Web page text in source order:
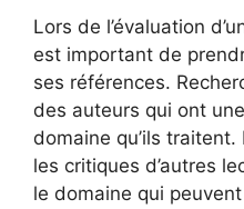
Lors de l’évaluation
est important de
ses références.
des auteurs qui ont
domaine qu’ils
les critiques d’autres
le domaine qui